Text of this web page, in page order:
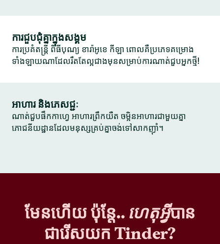
ការជួបជុំគ្នាក្នុងសង្គម
ការប្រគំតន្ត្រី ពិធីបុណ្យ ខារ៉ាអូខេ កីឡា ពោលគឺប្រភេទគម្រោង
ទាំងឡាយណាដែលរឹតតែល្អជាងមុនសម្រាប់ការណាត់ជួបអ្នកថ្មី!
អាហារ និងភេសជ្ជៈ
ណាត់ជួបផឹកកាហ្វេ អាហារព្រឹកយឺត ចម្អិនអាហារជាមួយគ្នា
ភោជនីយដ្ឋានដែលមនុស្សគ្រប់គ្នាចង់ទៅសាកញ៉ាំ។
មែនហើយ ប៉ុន្តែ.. ហេតុអ្វីបាន
ជារើសយក Tinder?